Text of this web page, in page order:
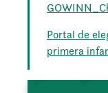
Portal de
primera